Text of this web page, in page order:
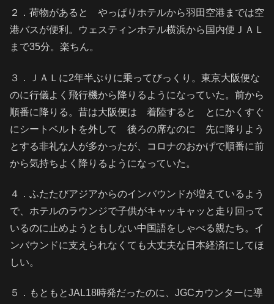
２．荷物があると やっぱりホテルから羽田空港までは空
港バスが便利。ウェスティンホテル横浜から国内便ＪＡＬ
まで35分。楽ちん。
３．ＪＡＬに2年半ぶりに乗ってびっくり。東京大阪便な
のに行儀よく飛行機から降りるようになっていた。前から
順番に降りる。昔は大阪便は 着陸すると とにかくすぐ
にシートベルトを外して 後ろの席なのに 先に降りよう
とする非礼な人が多かったが、コロナのおかげで順番に前
から気持ちよく降りるようになっていた。
４．ふたたびアジアからのインバウンドが増えているよう
で、ホテルのラウンジで子供がキャッキャッと走り回って
いるのに止めようともしない中国語をしゃべる親たち。イ
ンバウンドに支えられなくても大丈夫な日本経済にしてほ
しい。
５．もともとJAL18時発だったのに、JGCカウンターに導